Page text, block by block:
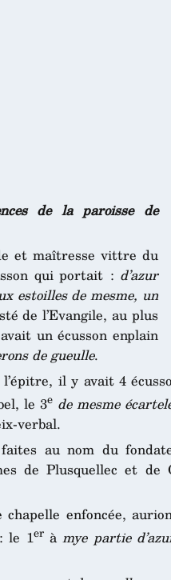
de la paroisse de
et maîtresse vittre du
qui portait : d’azur
estoilles de mesme, un
de l’Evangile, au plus
un écusson enplain
de gueulle.
il y avait 4
le 3e de mesme
verbal.
au nom du
de Plusquellec et de
enfoncée,
le 1eràmye partie